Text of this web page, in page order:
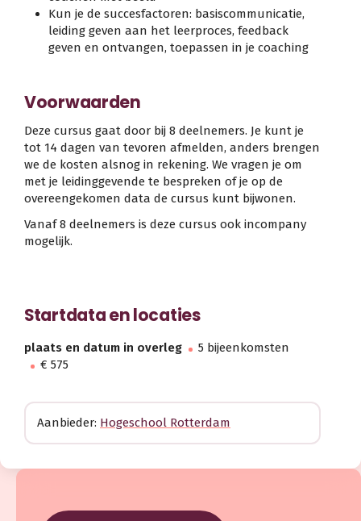
Kun je de succesfactoren: basiscommunicatie,
leiding geven aan het leerproces, feedback
geven en ontvangen, toepassen in je coaching
Voorwaarden
Deze cursus gaat door bij 8 deelnemers. Je kunt je
tot 14 dagen van tevoren afmelden, anders brengen
we de kosten alsnog in rekening. We vragen je om
met je leidinggevende te bespreken of je op de
overeengekomen data de cursus kunt bijwonen.
Vanaf 8 deelnemers is deze cursus ook incompany
mogelijk.
Startdata en locaties
plaats en datum in overleg
5 bijeenkomsten
€ 575
Aanbieder: Hogeschool Rotterdam